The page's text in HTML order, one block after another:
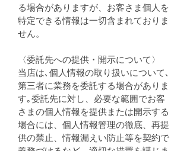
る場合がありますが、お客さま個人を
特定できる情報は一切含まれておりま
せん。
〈委託先への提供・開示について〉
当店は､個人情報の取り扱いについて､
第三者に業務を委託する場合がありま
す｡委託先に対し、必要な範囲でお客
さまの個人情報を提供または開示する
場合には、個人情報管理の徹底、再提
供の禁止、情報漏えい防止等を契約で